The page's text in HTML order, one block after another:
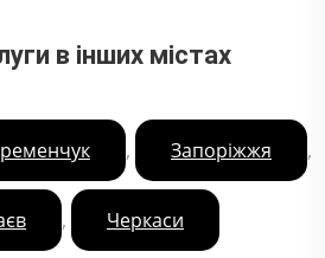
в інших містах
, Запоріжжя ,
, Черкаси